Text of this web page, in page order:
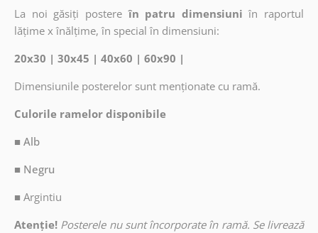
La noi găsiți postere în patru dimensiuni în raportul
lățime x înălțime, în special în dimensiuni:
20x30 | 30x45 | 40x60 | 60x90 |
Dimensiunile posterelor sunt menționate cu ramă.
Culorile ramelor disponibile
■ Alb
■ Negru
■ Argintiu
Atenție! Posterele nu sunt încorporate în ramă. Se livrează